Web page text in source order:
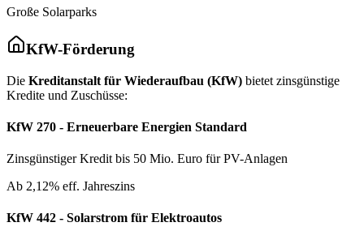
Große Solarparks
KfW-Förderung
Die Kreditanstalt für Wiederaufbau (KfW) bietet zinsgünstige
Kredite und Zuschüsse:
KfW 270 - Erneuerbare Energien Standard
Zinsgünstiger Kredit bis 50 Mio. Euro für PV-Anlagen
Ab 2,12% eff. Jahreszins
KfW 442 - Solarstrom für Elektroautos